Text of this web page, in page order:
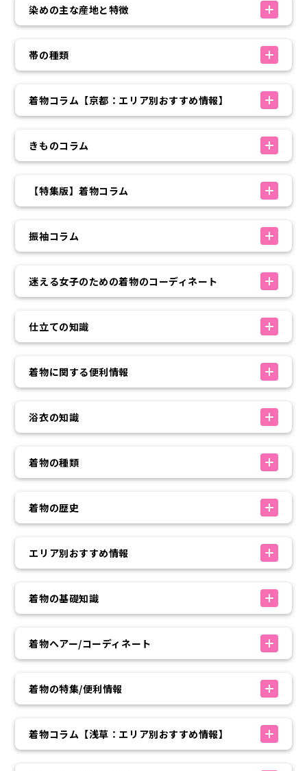
染めの主な産地と特徴
帯の種類
着物コラム【京都：エリア別おすすめ情報】
きものコラム
【特集版】着物コラム
振袖コラム
迷える女子のための着物のコーディネート
仕立ての知識
着物に関する便利情報
浴衣の知識
着物の種類
着物の歴史
エリア別おすすめ情報
着物の基礎知識
着物ヘアー/コーディネート
着物の特集/便利情報
着物コラム【浅草：エリア別おすすめ情報】